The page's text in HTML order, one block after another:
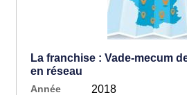
La franchise : Vade-mecum
en réseau
Année 2018